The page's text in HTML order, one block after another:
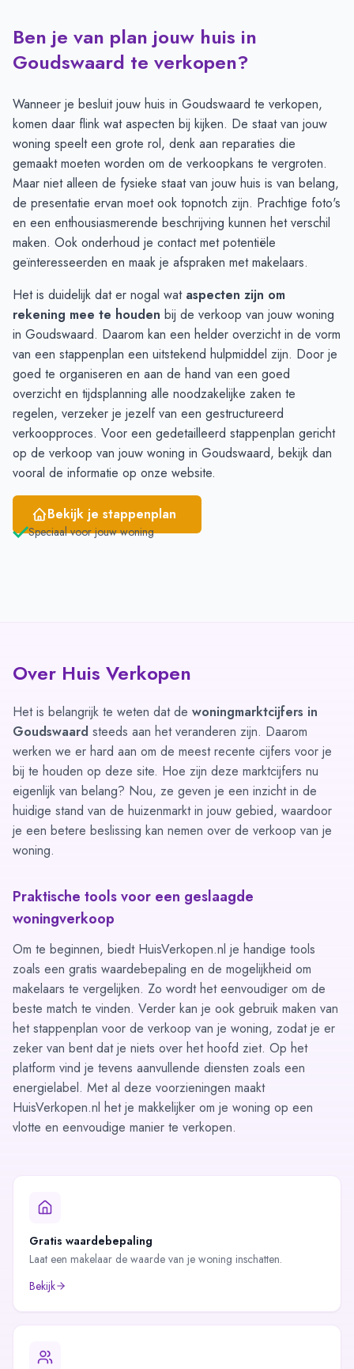
Transacties en aanmeldingen per maand - Goudswaard
Maand
Transacties
Aanmeldingen
Juli
6
8
5
September
6
7
Oktober
9
November
December
Januari
6
4
Februari
3
1
Maart
4
7
April
8
10
Juni
7 7
Ben je van plan jouw huis in
Goudswaard te verkopen?
Wanneer je besluit jouw huis in Goudswaard te verkopen,
komen daar flink wat aspecten bij kijken. De staat van jouw
woning speelt een grote rol, denk aan reparaties die
gemaakt moeten worden om de verkoopkans te vergroten.
Maar niet alleen de fysieke staat van jouw huis is van belang,
de presentatie ervan moet ook topnotch zijn. Prachtige foto's
en een enthousiasmerende beschrijving kunnen het verschil
maken. Ook onderhoud je contact met potentiële
geïnteresseerden en maak je afspraken met makelaars.
Het is duidelijk dat er nogal wat aspecten zijn om
rekening mee te houden bij de verkoop van jouw woning
in Goudswaard. Daarom kan een helder overzicht in de vorm
van een stappenplan een uitstekend hulpmiddel zijn. Door je
goed te organiseren en aan de hand van een goed
overzicht en tijdsplanning alle noodzakelijke zaken te
regelen, verzeker je jezelf van een gestructureerd
verkoopproces. Voor een gedetailleerd stappenplan gericht
op de verkoop van jouw woning in Goudswaard, bekijk dan
vooral de informatie op onze website.
Bekijk je stappenplan
Speciaal voor jouw woning
Over Huis Verkopen
Het is belangrijk te weten dat de woningmarktcijfers in
Goudswaard steeds aan het veranderen zijn. Daarom
werken we er hard aan om de meest recente cijfers voor je
bij te houden op deze site. Hoe zijn deze marktcijfers nu
eigenlijk van belang? Nou, ze geven je een inzicht in de
huidige stand van de huizenmarkt in jouw gebied, waardoor
je een betere beslissing kan nemen over de verkoop van je
woning.
Praktische tools voor een geslaagde
woningverkoop
Om te beginnen, biedt HuisVerkopen.nl je handige tools
zoals een gratis waardebepaling en de mogelijkheid om
makelaars te vergelijken. Zo wordt het eenvoudiger om de
beste match te vinden. Verder kan je ook gebruik maken van
hetstappenplan voor de verkoop van je woning, zodat je er
zeker van bent dat je niets over het hoofd ziet. Op het
platform vind je tevens aanvullende diensten zoals een
energielabel. Met al deze voorzieningen maakt
HuisVerkopen.nl het je makkelijker om je woning op een
vlotte en eenvoudige manier te verkopen.
Gratis waardebepaling
Laat een makelaar de waarde van je woning inschatten.
Bekijk